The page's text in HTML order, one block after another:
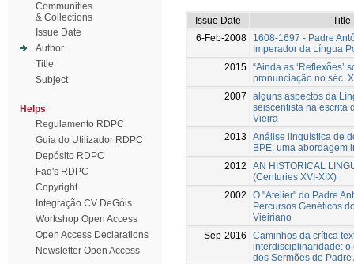
Communities
& Collections
Issue Date
Author
Title
Subject
Helps
Regulamento RDPC
Guia do Utilizador RDPC
Depósito RDPC
Faq's RDPC
Copyright
Integração CV DeGóis
Workshop Open Access
Open Access Declarations
Newsletter Open Access
Issue Date
Title
6-Feb-2008
1608-1697 - Padre
Imperador da Língua
2015 “Ainda as ‘Reflexões’
pronunciação no séc.
2007
alguns aspectos da
seiscentista na escrita
Vieira
2013
Análise linguística de
BPE: uma abordagem
2012
AN HISTORICAL
(Centuries XVI-XIX)
2002
O "Atelier" do Padre
Percursos Genéticos
Vieiriano
Sep-2016
Caminhos da crítica
interdisciplinaridade: o
dos Sermões de